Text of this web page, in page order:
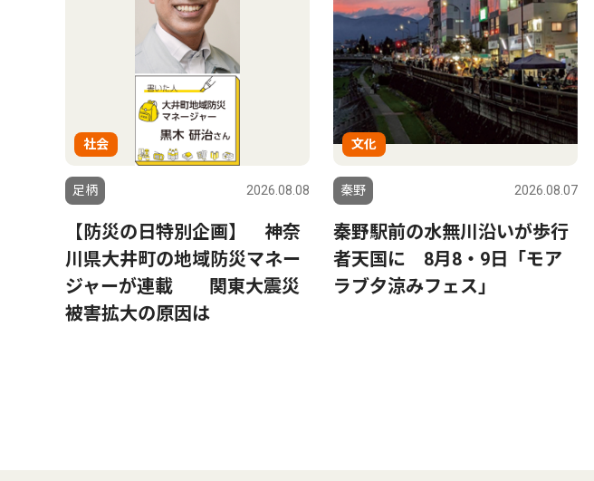
社会
足柄 2026.08.08
【防災の日特別企画】 神奈
川県大井町の地域防災マネー
ジャーが連載 関東大震災
被害拡大の原因は
文化
秦野 2026.08.07
秦野駅前の水無川沿いが歩行
者天国に 8月8・9日「モア
ラブ夕涼みフェス」